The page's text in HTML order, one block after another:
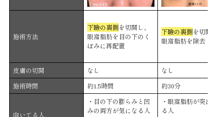
施術方法
下瞼の裏側を切開し、
眼窩脂肪を目の下のく
ぼみに再配置
下瞼の裏側を切開
眼窩脂肪を除去
皮膚の切開 なし
なし
施術時間
約1.5時間 約30分
向いてる人
・目の下の膨らみと凹
みの両方が気になる人
・眼窩脂肪が突出
る人